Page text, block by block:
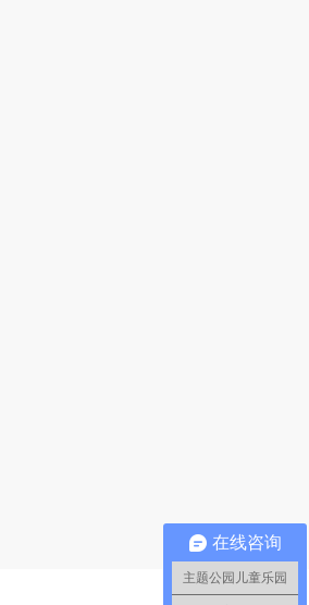
在线咨询
主题公园儿童乐园